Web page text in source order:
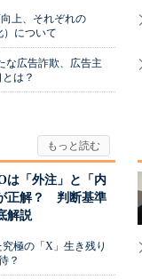
上、それぞれの
）について
な広告詐欺、広告主
は？
は「外注」と「内
正解？ 判断基準
解説
極の「X」生き残り
？